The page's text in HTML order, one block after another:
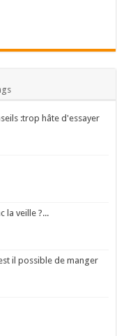
:trop hâte d'essayer
la veille ?...
il possible de manger